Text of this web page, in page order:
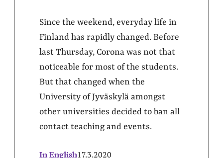
Since the weekend, everyday life in
Finland has rapidly changed. Before
last Thursday, Corona was not that
noticeable for most of the students.
But that changed when the
University of Jyväskylä amongst
other universities decided to ban all
contact teaching and events.
In English17.3.2020